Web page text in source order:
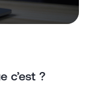
c’est ?